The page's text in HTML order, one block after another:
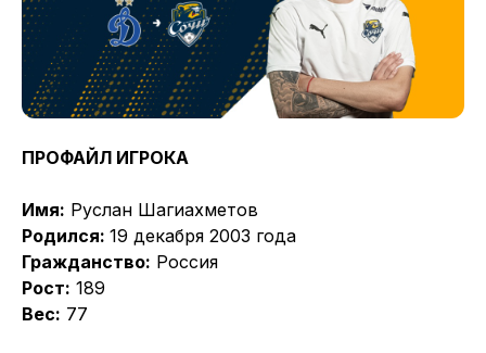
ПРОФАЙЛ ИГРОКА
Имя: Руслан Шагиахметов
Родился: 19 декабря 2003 года
Гражданство: Россия
Рост: 189
Вес: 77